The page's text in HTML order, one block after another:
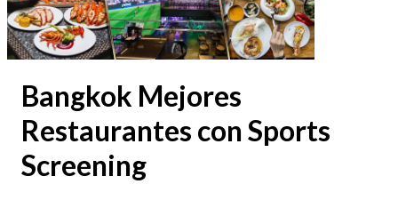
Bangkok Mejores
Restaurantes con Sports
Screening